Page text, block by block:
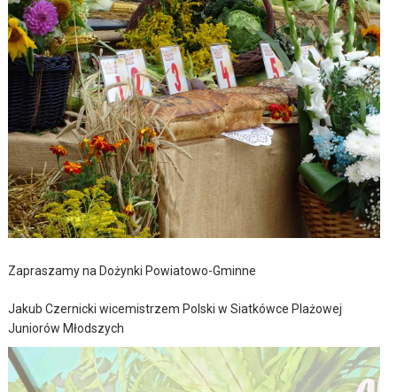
Zapraszamy na Dożynki Powiatowo-Gminne
Jakub Czernicki wicemistrzem Polski w Siatkówce Plażowej
Juniorów Młodszych